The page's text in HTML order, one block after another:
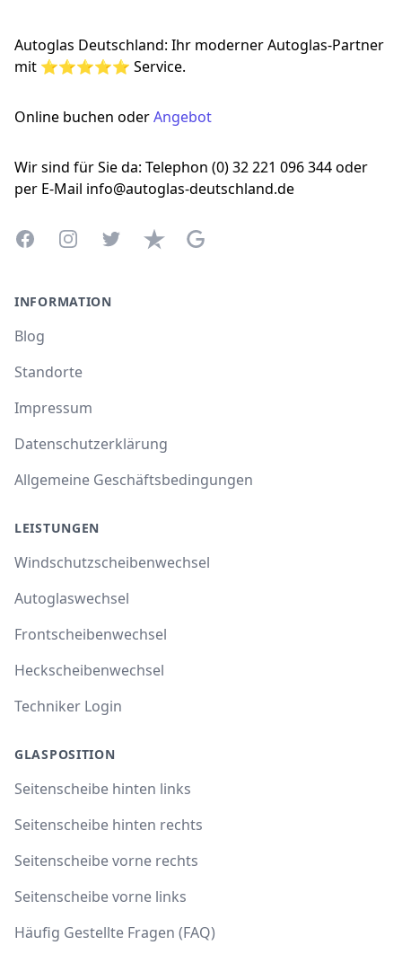
Autoglas Deutschland: Ihr moderner Autoglas-Partner
mit ⭐⭐⭐⭐⭐ Service.
Online buchen oderAngebot
Wir sind für Sie da: Telephon (0) 32 221 096 344 oder
per E-Mail info@autoglas-deutschland.de
FacebookInstagramTwitterTrustpilotGoogle Business Profile
INFORMATION
Blog
Standorte
Impressum
Datenschutzerklärung
Allgemeine Geschäftsbedingungen
LEISTUNGEN
Windschutzscheibenwechsel
Autoglaswechsel
Frontscheibenwechsel
Heckscheibenwechsel
Techniker Login
GLASPOSITION
Seitenscheibe hinten links
Seitenscheibe hinten rechts
Seitenscheibe vorne rechts
Seitenscheibe vorne links
Häufig Gestellte Fragen (FAQ)